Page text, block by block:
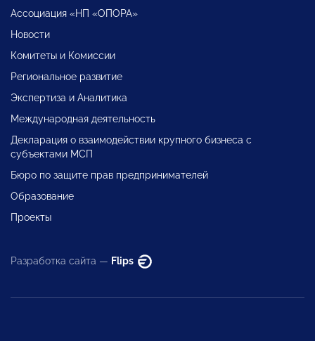
Ассоциация «НП «ОПОРА»
Новости
Комитеты и Комиссии
Региональное развитие
Экспертиза и Аналитика
Международная деятельность
Декларация о взаимодействии крупного бизнеса с
субъектами МСП
Бюро по защите прав предпринимателей
Образование
Проекты
Разработка сайта — Flips